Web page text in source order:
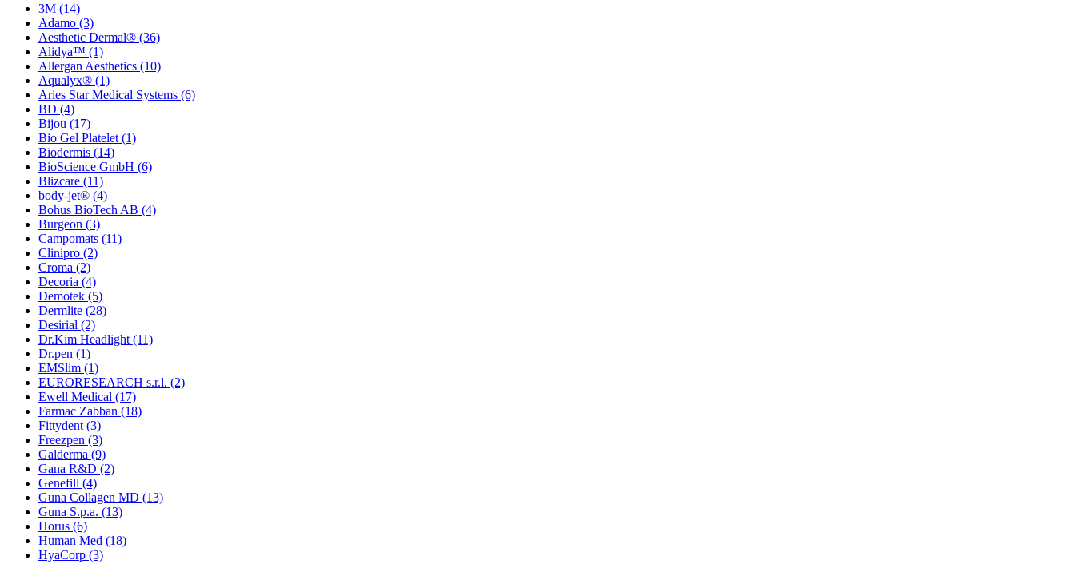
3M (14)
Adamo (3)
Aesthetic Dermal® (36)
Alidya™ (1)
Allergan Aesthetics (10)
Aqualyx® (1)
Aries Star Medical Systems (6)
BD (4)
Bijou (17)
Bio Gel Platelet (1)
Biodermis (14)
BioScience GmbH (6)
Blizcare (11)
body-jet® (4)
Bohus BioTech AB (4)
Burgeon (3)
Campomats (11)
Clinipro (2)
Croma (2)
Decoria (4)
Demotek (5)
Dermlite (28)
Desirial (2)
Dr.Kim Headlight (11)
Dr.pen (1)
EMSlim (1)
EURORESEARCH s.r.l. (2)
Ewell Medical (17)
Farmac Zabban (18)
Fittydent (3)
Freezpen (3)
Galderma (9)
Gana R&D (2)
Genefill (4)
Guna Collagen MD (13)
Guna S.p.a. (13)
Horus (6)
Human Med (18)
HyaCorp (3)